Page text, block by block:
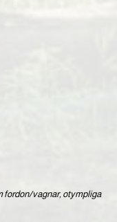
fordon/vagnar, otympliga